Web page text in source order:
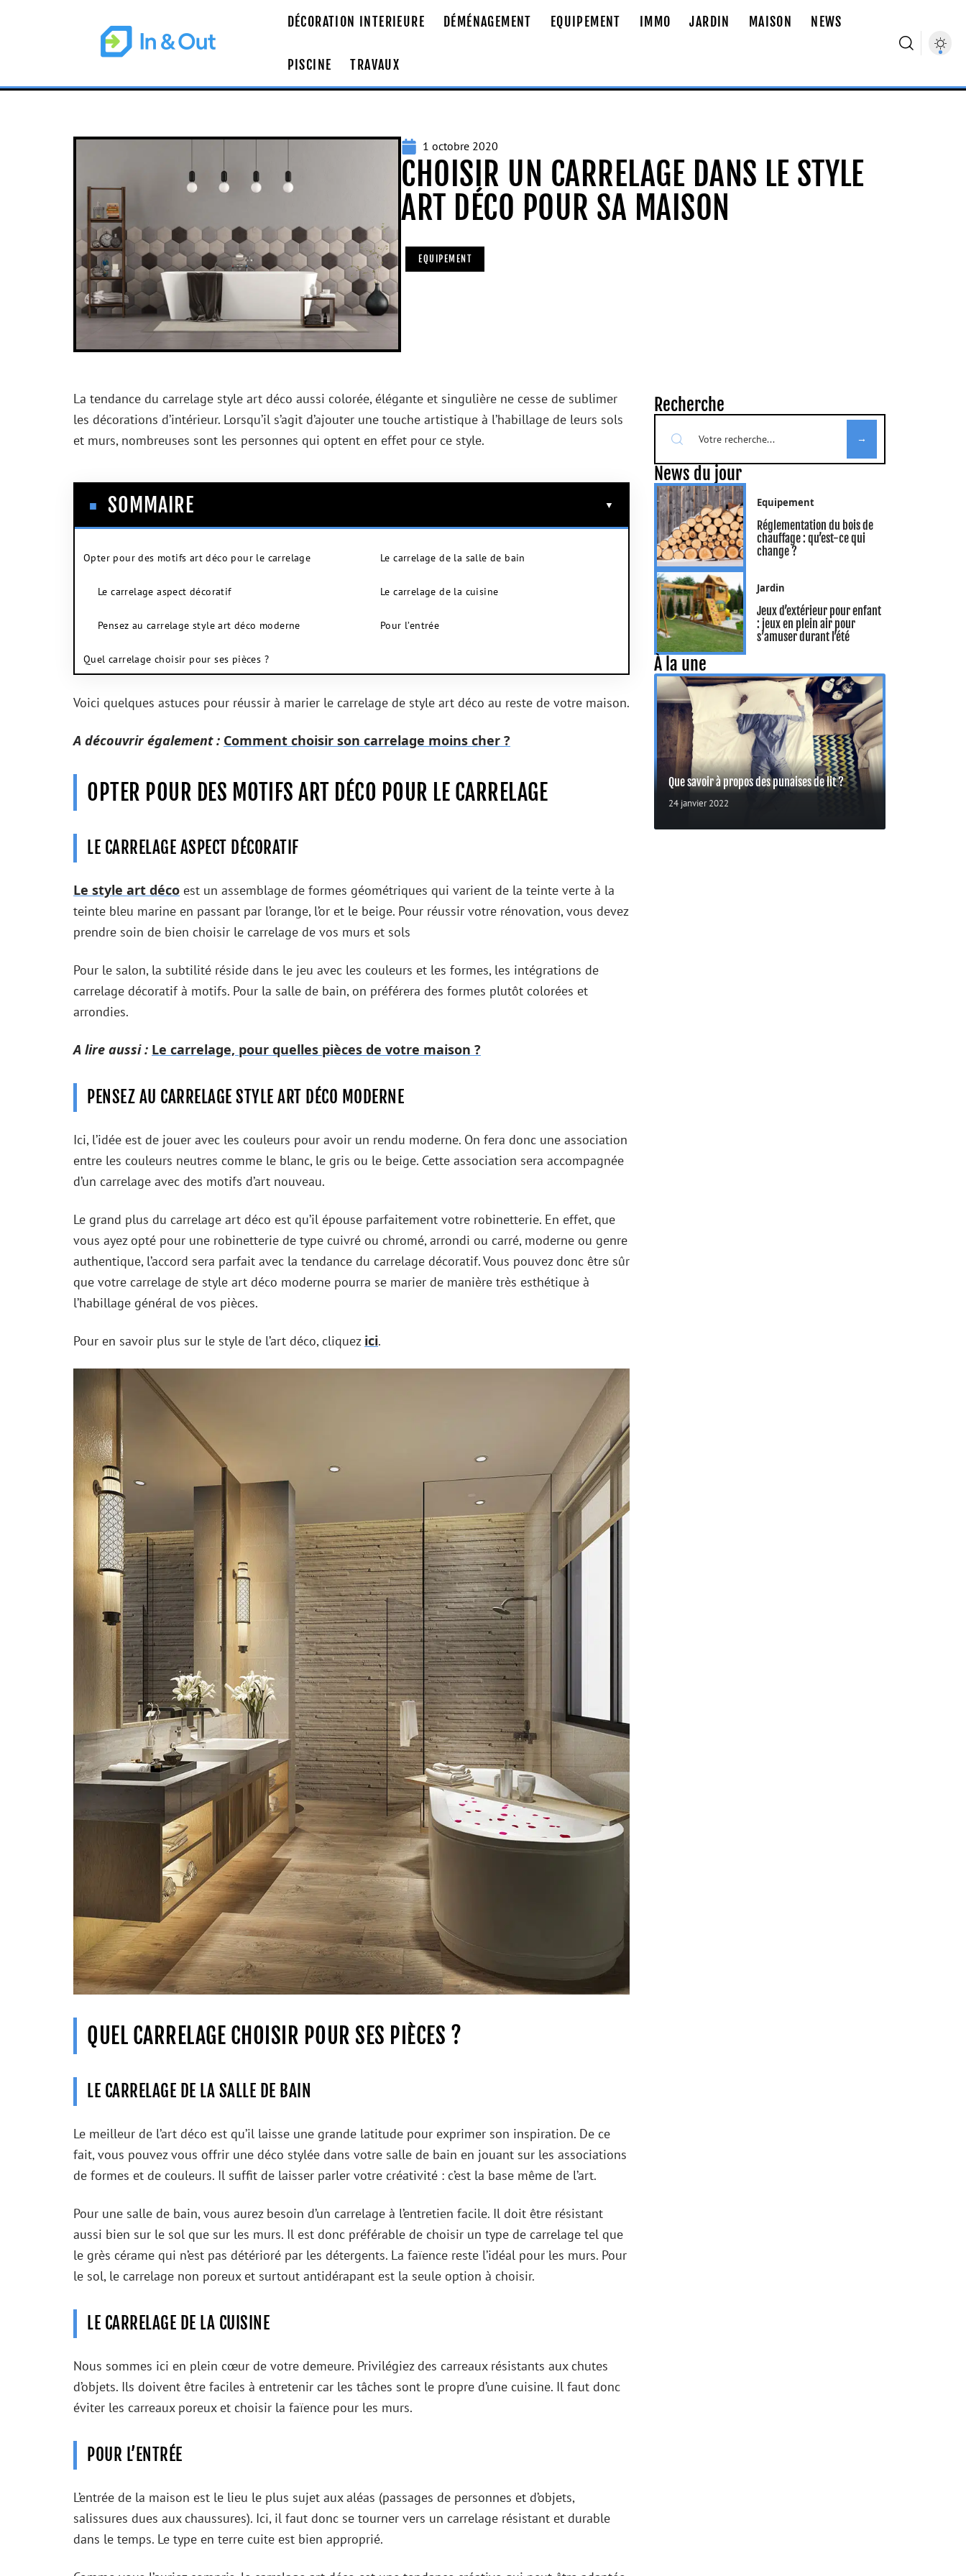
DÉCORATION INTERIEURE DÉMÉNAGEMENT EQUIPEMENT IMMO JARDIN MAISON NEWS
PISCINE TRAVAUX
1 octobre 2020
CHOISIR UN CARRELAGE DANS LE STYLE
ART DÉCO POUR SA MAISON
EQUIPEMENT
La tendance du carrelage style art déco aussi colorée, élégante et singulière ne cesse de sublimer
les décorations d’intérieur. Lorsqu’il s’agit d’ajouter une touche artistique à l’habillage de leurs sols
et murs, nombreuses sont les personnes qui optent en effet pour ce style.
SOMMAIRE
Opter pour des motifs art déco pour le carrelage
Le carrelage aspect décoratif
Pensez au carrelage style art déco moderne
Quel carrelage choisir pour ses pièces ?
Le carrelage de la salle de bain
Le carrelage de la cuisine
Pour l’entrée
Voici quelques astuces pour réussir à marier le carrelage de style art déco au reste de votre maison.
A découvrir également : Comment choisir son carrelage moins cher ?
OPTER POUR DES MOTIFS ART DÉCO POUR LE CARRELAGE
LE CARRELAGE ASPECT DÉCORATIF
Le style art déco est un assemblage de formes géométriques qui varient de la teinte verte à la
teinte bleu marine en passant par l’orange, l’or et le beige. Pour réussir votre rénovation, vous devez
prendre soin de bien choisir le carrelage de vos murs et sols
Pour le salon, la subtilité réside dans le jeu avec les couleurs et les formes, les intégrations de
carrelage décoratif à motifs. Pour la salle de bain, on préférera des formes plutôt colorées et
arrondies.
A lire aussi : Le carrelage, pour quelles pièces de votre maison ?
PENSEZ AU CARRELAGE STYLE ART DÉCO MODERNE
Ici, l’idée est de jouer avec les couleurs pour avoir un rendu moderne. On fera donc une association
entre les couleurs neutres comme le blanc, le gris ou le beige. Cette association sera accompagnée
d’un carrelage avec des motifs d’art nouveau.
Le grand plus du carrelage art déco est qu’il épouse parfaitement votre robinetterie. En effet, que
vous ayez opté pour une robinetterie de type cuivré ou chromé, arrondi ou carré, moderne ou genre
authentique, l’accord sera parfait avec la tendance du carrelage décoratif. Vous pouvez donc être sûr
que votre carrelage de style art déco moderne pourra se marier de manière très esthétique à
l’habillage général de vos pièces.
Pour en savoir plus sur le style de l’art déco, cliquez ici.
QUEL CARRELAGE CHOISIR POUR SES PIÈCES ?
LE CARRELAGE DE LA SALLE DE BAIN
Le meilleur de l’art déco est qu’il laisse une grande latitude pour exprimer son inspiration. De ce
fait, vous pouvez vous offrir une déco stylée dans votre salle de bain en jouant sur les associations
de formes et de couleurs. Il suffit de laisser parler votre créativité : c’est la base même de l’art.
Pour une salle de bain, vous aurez besoin d’un carrelage à l’entretien facile. Il doit être résistant
aussi bien sur le sol que sur les murs. Il est donc préférable de choisir un type de carrelage tel que
le grès cérame qui n’est pas détérioré par les détergents. La faïence reste l’idéal pour les murs. Pour
le sol, le carrelage non poreux et surtout antidérapant est la seule option à choisir.
LE CARRELAGE DE LA CUISINE
Nous sommes ici en plein cœur de votre demeure. Privilégiez des carreaux résistants aux chutes
d’objets. Ils doivent être faciles à entretenir car les tâches sont le propre d’une cuisine. Il faut donc
éviter les carreaux poreux et choisir la faïence pour les murs.
POUR L’ENTRÉE
L’entrée de la maison est le lieu le plus sujet aux aléas (passages de personnes et d’objets,
salissures dues aux chaussures). Ici, il faut donc se tourner vers un carrelage résistant et durable
dans le temps. Le type en terre cuite est bien approprié.
Recherche
News du jour
Equipement
Réglementation du bois de
chauffage : qu’est-ce qui
change ?
Jardin
Jeux d’extérieur pour enfant
: jeux en plein air pour
s’amuser durant l’été
À la une
Que savoir à propos des punaises de lit ?
24 janvier 2022